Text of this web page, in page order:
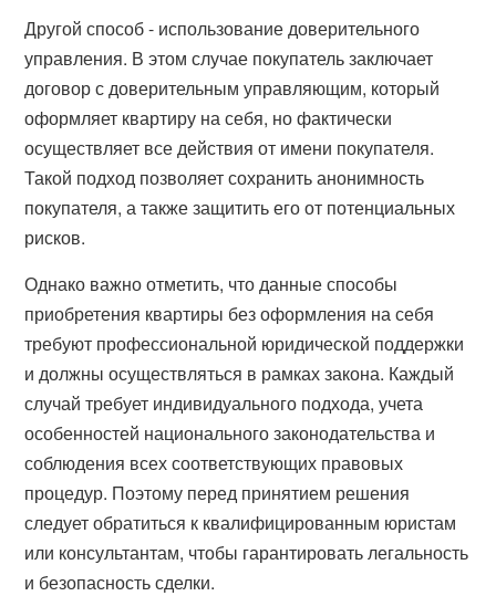
Другой способ - использование доверительного
управления. В этом случае покупатель заключает
договор с доверительным управляющим, который
оформляет квартиру на себя, но фактически
осуществляет все действия от имени покупателя.
Такой подход позволяет сохранить анонимность
покупателя, а также защитить его от потенциальных
рисков.
Однако важно отметить, что данные способы
приобретения квартиры без оформления на себя
требуют профессиональной юридической поддержки
и должны осуществляться в рамках закона. Каждый
случай требует индивидуального подхода, учета
особенностей национального законодательства и
соблюдения всех соответствующих правовых
процедур. Поэтому перед принятием решения
следует обратиться к квалифицированным юристам
или консультантам, чтобы гарантировать легальность
и безопасность сделки.